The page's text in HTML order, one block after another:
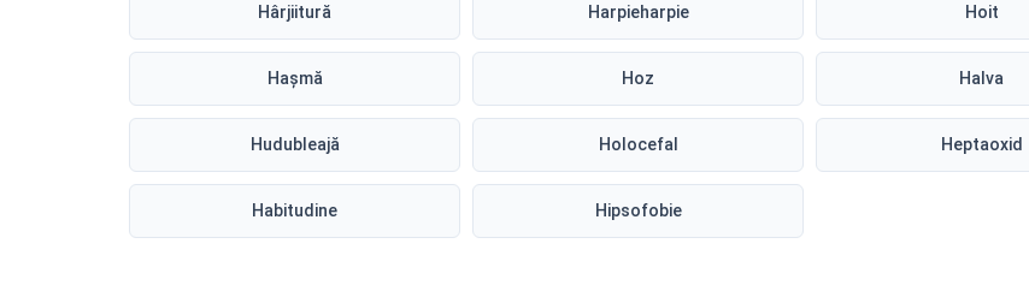
Hârjiitură Harpieharpie Hoit
Hașmă Hoz Halva
Hudubleajă Holocefal Heptaoxid
Habitudine Hipsofobie